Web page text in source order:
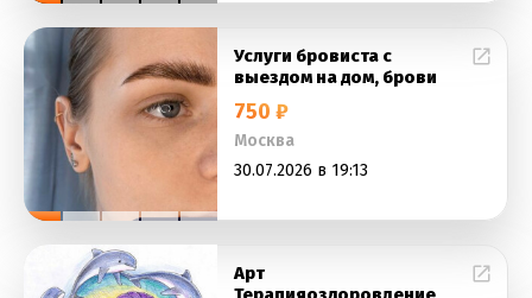
Услуги бровиста с
выездом на дом, брови
750 ₽
Москва
30.07.2026 в 19:13
Арт